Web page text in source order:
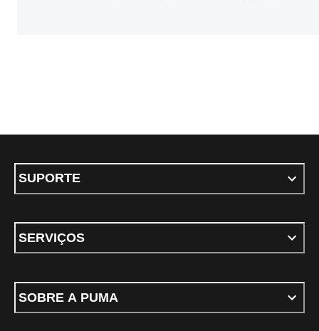
SUPORTE
SERVIÇOS
SOBRE A PUMA